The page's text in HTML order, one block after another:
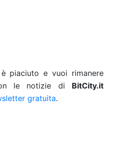
piaciuto e vuoi rimanere
le notizie di BitCity.it
gratuita.